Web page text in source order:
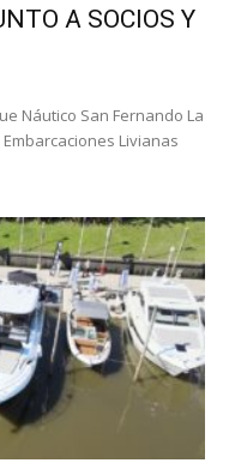
A SOCIOS Y
Náutico San Fernando La
Livianas